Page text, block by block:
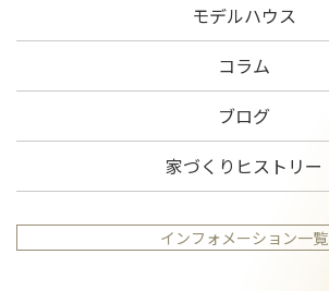
モデルハウス
コラム
ブログ
家づくりヒストリー
インフォメーション一覧